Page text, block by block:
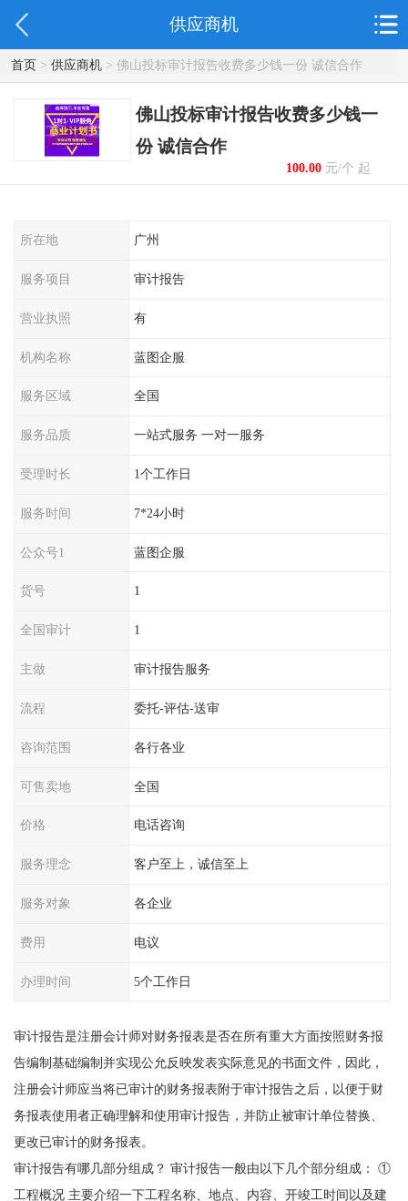
供应商机
首页> 供应商机> 佛山投标审计报告收费多少钱一份 诚信合作
佛山投标审计报告收费多少钱一
份 诚信合作
100.00元/个 起
所在地 广州
服务项目 审计报告
营业执照 有
机构名称 蓝图企服
服务区域 全国
服务品质 一站式服务 一对一服务
受理时长 1个工作日
服务时间 7*24小时
公众号1 蓝图企服
货号 1
全国审计 1
主做 审计报告服务
流程 委托-评估-送审
咨询范围 各行各业
可售卖地 全国
价格 电话咨询
服务理念 客户至上，诚信至上
服务对象 各企业
费用 电议
办理时间 5个工作日
审计报告是注册会计师对财务报表是否在所有重大方面按照财务报
告编制基础编制并实现公允反映发表实际意见的书面文件，因此，
注册会计师应当将已审计的财务报表附于审计报告之后，以便于财
务报表使用者正确理解和使用审计报告，并防止被审计单位替换、
更改已审计的财务报表。
审计报告有哪几部分组成？ 审计报告一般由以下几个部分组成： ①
工程概况 主要介绍一下工程名称、地点、内容、开竣工时间以及建